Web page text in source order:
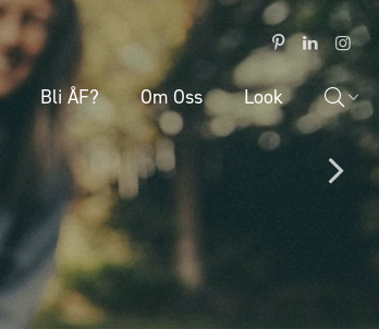
Bli ÅF? Om Oss Look